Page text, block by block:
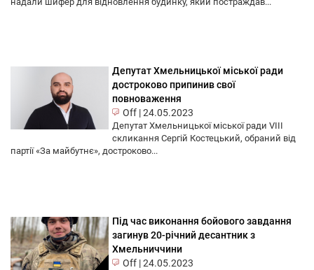
Депутат Хмельницької міської ради
достроково припинив свої
повноваження
Off |24.05.2023
Депутат Хмельницької міської ради VIІІ
скликання Сергій Костецький, обраний від
партії «За майбутнє», достроково...
Під час виконання бойового завдання
загинув 20-річний десантник з
Хмельниччини
Off |24.05.2023